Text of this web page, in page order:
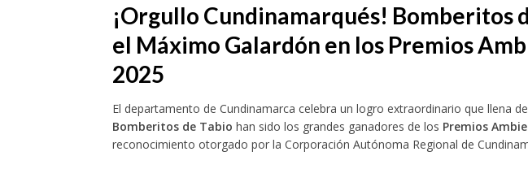
¡Orgullo Cundinamarqués! Bomberitos
el Máximo Galardón en los Premios
2025
El departamento de Cundinamarca celebra un logro extraordinario que llena
Bomberitos de Tabio han sido los grandes ganadores de los Premios
reconocimiento otorgado por la Corporación Autónoma Regional de